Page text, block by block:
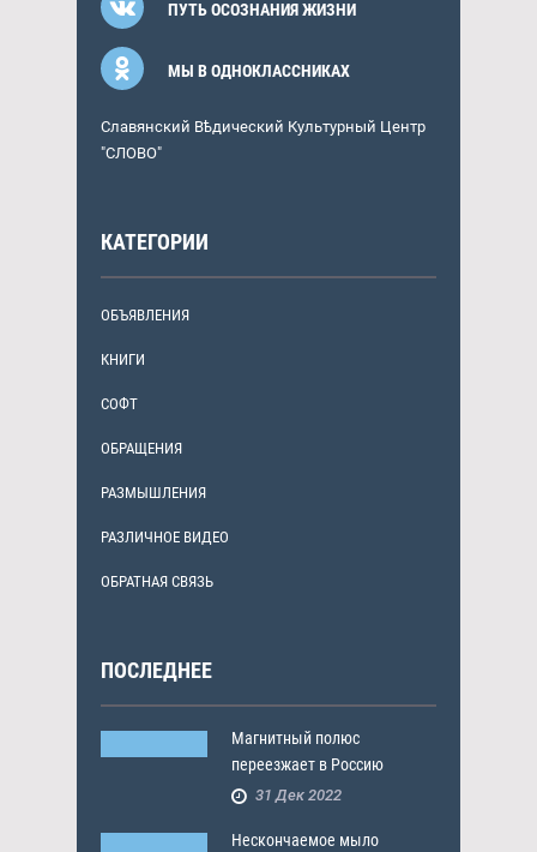
ПУТЬ ОСОЗНАНИЯ ЖИЗНИ
МЫ В ОДНОКЛАССНИКАХ
Славянский Вѣдический Культурный Центр
"СЛОВО"
КАТЕГОРИИ
ОБЪЯВЛЕНИЯ
КНИГИ
СОФТ
ОБРАЩЕНИЯ
РАЗМЫШЛЕНИЯ
РАЗЛИЧНОЕ ВИДЕО
ОБРАТНАЯ СВЯЗЬ
ПОСЛЕДНЕЕ
Магнитный полюс
переезжает в Россию
31 Дек 2022
Нескончаемое мыло